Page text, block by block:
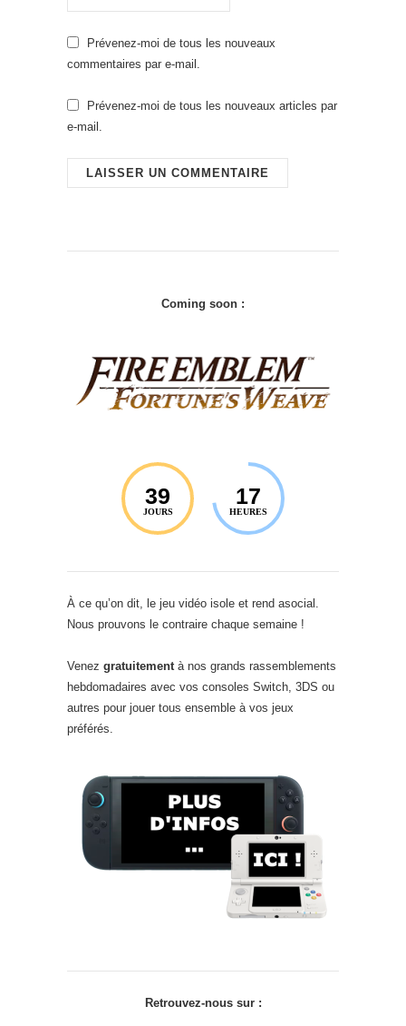
Prévenez-moi de tous les nouveaux
commentaires par e-mail.
Prévenez-moi de tous les nouveaux articles par
e-mail.
Coming soon :
39
JOURS
17
HEURES
À ce qu’on dit, le jeu vidéo isole et rend asocial.
Nous prouvons le contraire chaque semaine !
Venez gratuitement à nos grands rassemblements
hebdomadaires avec vos consoles Switch, 3DS ou
autres pour jouer tous ensemble à vos jeux
préférés.
Retrouvez-nous sur :